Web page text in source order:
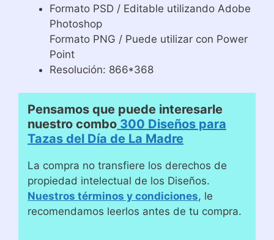
Formato PSD / Editable utilizando Adobe
Photoshop
Formato PNG / Puede utilizar con Power
Point
Resolución: 866*368
Pensamos que puede interesarle
nuestro combo 300 Diseños para
Tazas del Día de La Madre
La compra no transfiere los derechos de
propiedad intelectual de los Diseños.
Nuestros términos y condiciones, le
recomendamos leerlos antes de tu compra.